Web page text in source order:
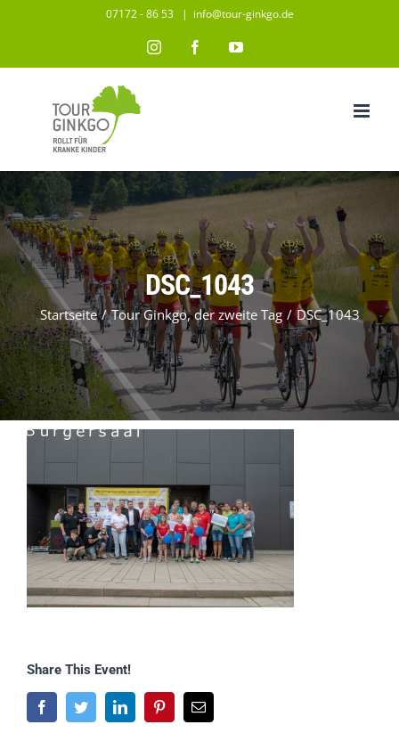
07172 - 86 53 | info@tour-ginkgo.de
InstagramFacebookYouTube
DSC_1043
Startseite / Tour Ginkgo, der zweite Tag / DSC_1043
Share This Event!
FacebookTwitterLinkedInPinterestE-
Mail